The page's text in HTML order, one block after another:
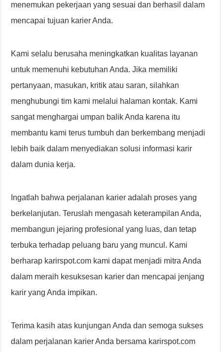
menemukan pekerjaan yang sesuai dan berhasil dalam
mencapai tujuan karier Anda.
Kami selalu berusaha meningkatkan kualitas layanan
untuk memenuhi kebutuhan Anda. Jika memiliki
pertanyaan, masukan, kritik atau saran, silahkan
menghubungi tim kami melalui halaman kontak. Kami
sangat menghargai umpan balik Anda karena itu
membantu kami terus tumbuh dan berkembang menjadi
lebih baik dalam menyediakan solusi informasi karir
dalam dunia kerja.
Ingatlah bahwa perjalanan karier adalah proses yang
berkelanjutan. Teruslah mengasah keterampilan Anda,
membangun jejaring profesional yang luas, dan tetap
terbuka terhadap peluang baru yang muncul. Kami
berharap karirspot.com kami dapat menjadi mitra Anda
dalam meraih kesuksesan karier dan mencapai jenjang
karir yang Anda impikan.
Terima kasih atas kunjungan Anda dan semoga sukses
dalam perjalanan karier Anda bersama karirspot.com